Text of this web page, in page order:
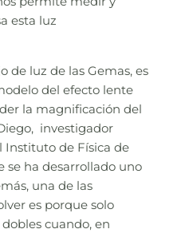
esta luz
de luz de las Gemas, es
del efecto lente
la magnificación del
investigador
Instituto de Física de
se ha desarrollado uno
una de las
es porque solo
cuando, en